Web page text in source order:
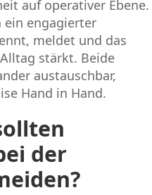
auf operativer Ebene.
ein engagierter
meldet und das
stärkt. Beide
austauschbar,
Hand in Hand.
der